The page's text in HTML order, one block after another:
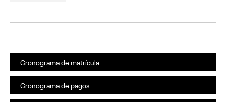
Cronograma de matrícula
Cronograma de pagos